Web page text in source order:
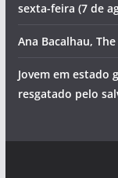
sexta-feira (7 de
Ana Bacalhau,
Jovem em estado
resgatado pelo